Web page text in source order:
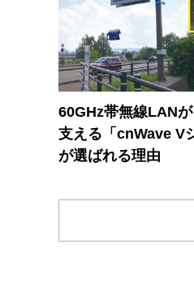
60GHz帯無線LAN
支える「cnWave V
が選ばれる理由